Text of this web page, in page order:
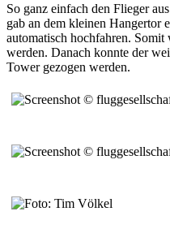
So ganz einfach den Flieger
gab an dem kleinen Hangertor
automatisch hochfahren.
werden. Danach konnte der
Tower gezogen werden.